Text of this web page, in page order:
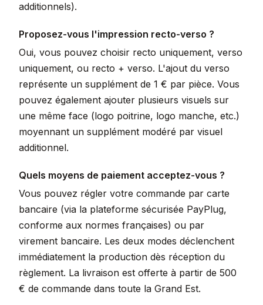
additionnels).
Proposez-vous l'impression recto-verso ?
Oui, vous pouvez choisir recto uniquement, verso
uniquement, ou recto + verso. L'ajout du verso
représente un supplément de 1 € par pièce. Vous
pouvez également ajouter plusieurs visuels sur
une même face (logo poitrine, logo manche, etc.)
moyennant un supplément modéré par visuel
additionnel.
Quels moyens de paiement acceptez-vous ?
Vous pouvez régler votre commande par carte
bancaire (via la plateforme sécurisée PayPlug,
conforme aux normes françaises) ou par
virement bancaire. Les deux modes déclenchent
immédiatement la production dès réception du
règlement. La livraison est offerte à partir de 500
€ de commande dans toute la Grand Est.